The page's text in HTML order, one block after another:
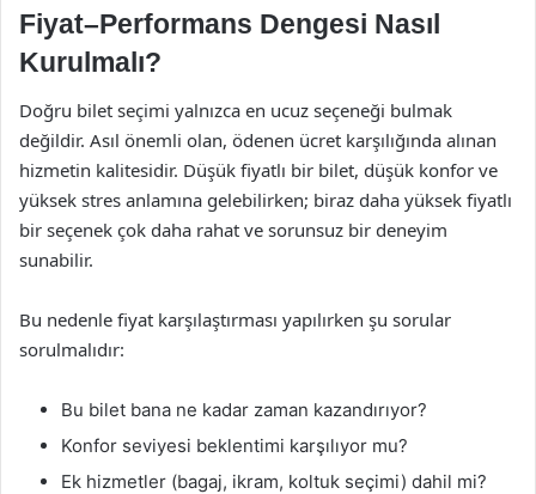
Fiyat–Performans Dengesi Nasıl
Kurulmalı?
Doğru bilet seçimi yalnızca en ucuz seçeneği bulmak
değildir. Asıl önemli olan, ödenen ücret karşılığında alınan
hizmetin kalitesidir. Düşük fiyatlı bir bilet, düşük konfor ve
yüksek stres anlamına gelebilirken; biraz daha yüksek fiyatlı
bir seçenek çok daha rahat ve sorunsuz bir deneyim
sunabilir.
Bu nedenle fiyat karşılaştırması yapılırken şu sorular
sorulmalıdır:
Bu bilet bana ne kadar zaman kazandırıyor?
Konfor seviyesi beklentimi karşılıyor mu?
Ek hizmetler (bagaj, ikram, koltuk seçimi) dahil mi?